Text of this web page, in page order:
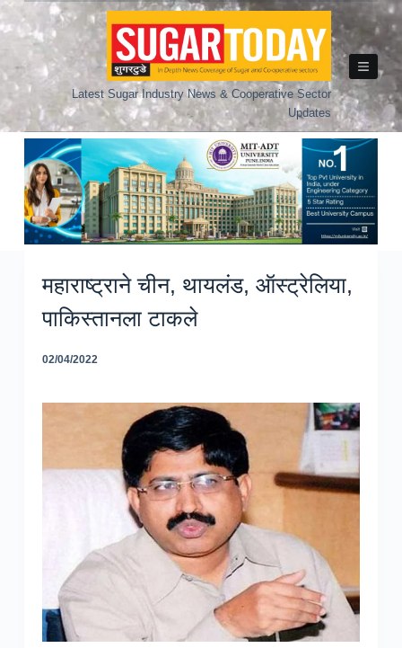
Skip
to
Latest Sugar Industry News & Cooperative Sector
Updates
महाराष्ट्राने चीन, थायलंड, ऑस्ट्रेलिया,
पाकिस्तानला टाकले
02/04/2022